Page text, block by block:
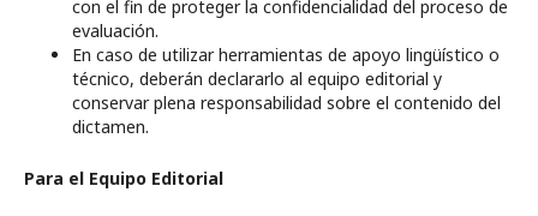
con el fin de proteger la confidencialidad del proceso de
evaluación.
En caso de utilizar herramientas de apoyo lingüístico o
técnico, deberán declararlo al equipo editorial y
conservar plena responsabilidad sobre el contenido del
dictamen.
Para el Equipo Editorial